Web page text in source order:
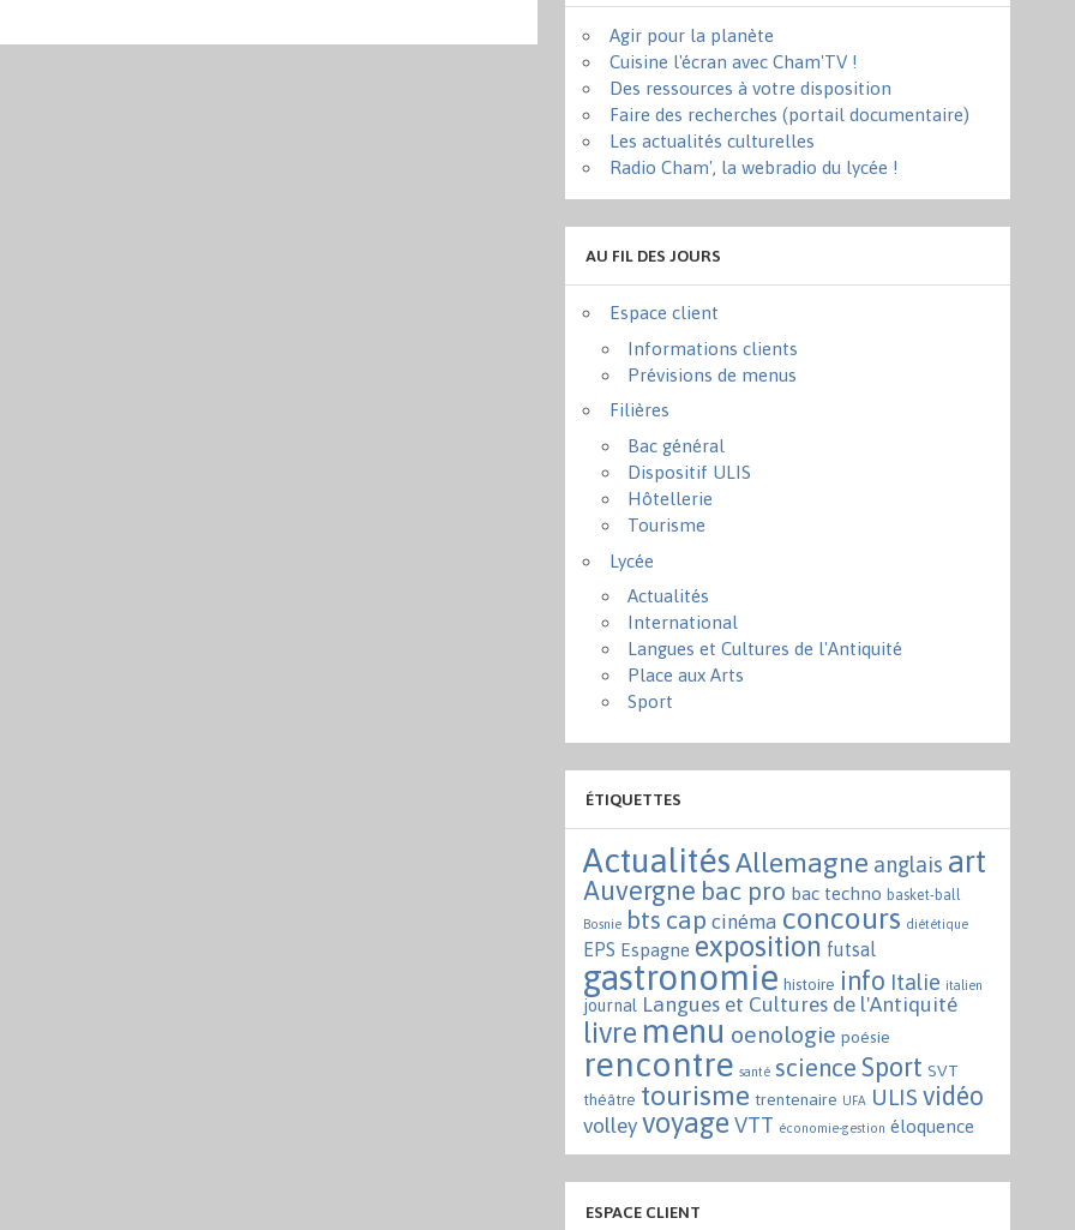
Agir pour la planète
Cuisine l'écran avec Cham'TV !
Des ressources à votre disposition
Faire des recherches (portail documentaire)
Les actualités culturelles
Radio Cham', la webradio du lycée !
AU FIL DES JOURS
Espace client
Informations clients
Prévisions de menus
Filières
Bac général
Dispositif ULIS
Hôtellerie
Tourisme
Lycée
Actualités
International
Langues et Cultures de l'Antiquité
Place aux Arts
Sport
ÉTIQUETTES
Actualités Allemagne anglais art
Auvergne bac pro bac techno basket-ball
Bosnie bts cap cinéma concours diététique
EPS Espagne exposition futsal
gastronomie histoire info Italie italien
journal Langues et Cultures de l'Antiquité
livre menu oenologie poésie
rencontre santé science Sport SVT
théâtre tourisme trentenaire UFA ULIS vidéo
volley voyage VTT économie-gestion éloquence
ESPACE CLIENT